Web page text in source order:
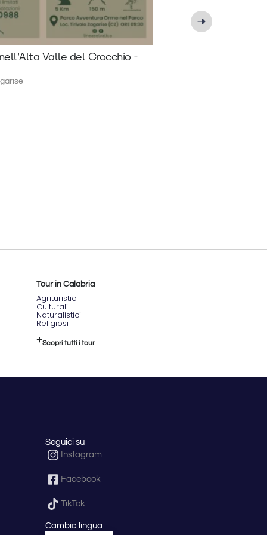
Valle del Crocchio -
Tour in Calabria
Agrituristici
Culturali
Naturalistici
Religiosi
Scopri tutti i tour
Seguici su
Instagram
Facebook
TikTok
Cambia lingua